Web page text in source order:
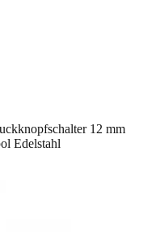
12 mm
Edelstahl